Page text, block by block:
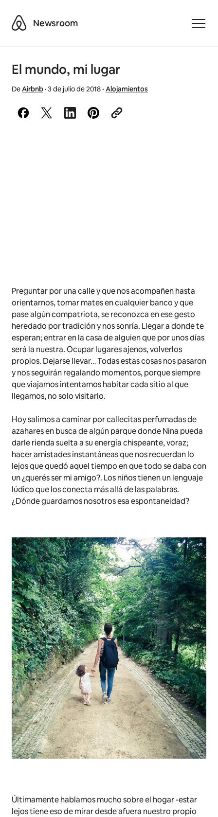
AirbnbNewsroom
El mundo, mi lugar
DeAirbnb·3 de julio de 2018· Alojamientos
Preguntar por una calle y que nos acompañen hasta
orientarnos, tomar mates en cualquier banco y que
pase algún compatriota, se reconozca en ese gesto
heredado por tradición y nos sonría. Llegar a donde te
esperan; entrar en la casa de alguien que por unos días
será la nuestra. Ocupar lugares ajenos, volverlos
propios. Dejarse llevar… Todas estas cosas nos pasaron
y nos seguirán regalando momentos, porque siempre
que viajamos intentamos habitar cada sitio al que
llegamos, no solo visitarlo.
Hoy salimos a caminar por callecitas perfumadas de
azahares en busca de algún parque donde Nina pueda
darle rienda suelta a su energía chispeante, voraz;
hacer amistades instantáneas que nos recuerdan lo
lejos que quedó aquel tiempo en que todo se daba con
un¿querés ser mi amigo?. Los niños tienen un lenguaje
lúdico que los conecta más allá de las palabras.
¿Dónde guardamos nosotros esa espontaneidad?
Últimamente hablamos mucho sobre el hogar -estar
lejos tiene eso de mirar desde afuera nuestro propio